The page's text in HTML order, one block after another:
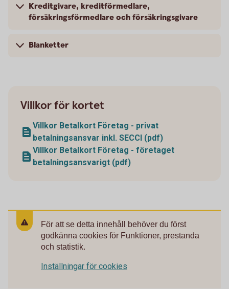
Kreditgivare, kreditförmedlare,
försäkringsförmedlare och försäkringsgivare
Blanketter
Villkor för kortet
Villkor Betalkort Företag - privat
betalningsansvar inkl. SECCI (pdf)
Villkor Betalkort Företag - företaget
betalningsansvarigt (pdf)
För att se detta innehåll behöver du först
godkänna cookies för Funktioner, prestanda
och statistik.
Inställningar för cookies